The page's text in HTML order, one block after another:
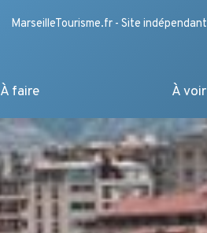
MarseilleTourisme.fr - Site indépendant
À faire À voir